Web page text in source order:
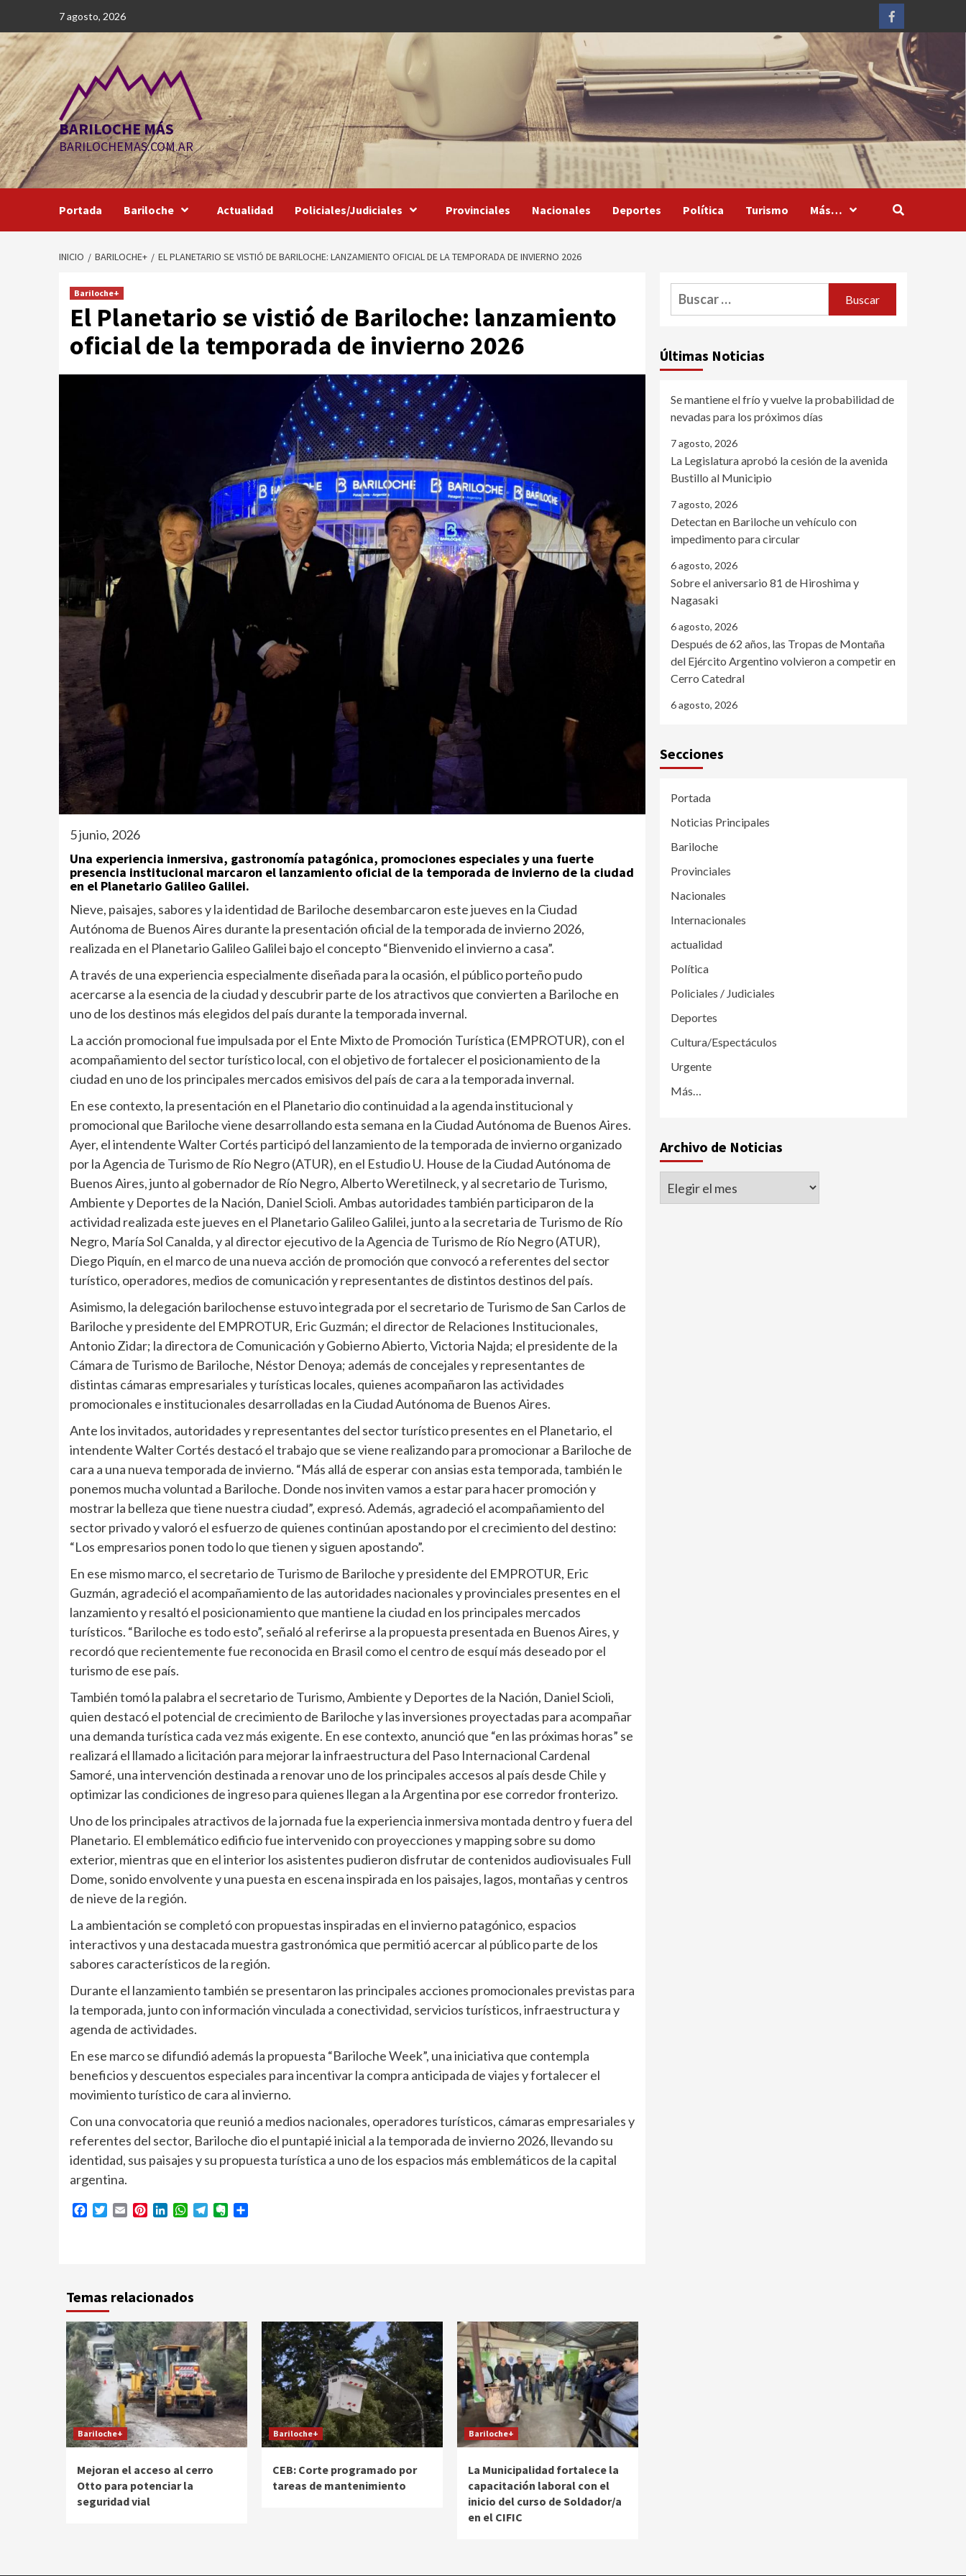
contenido
7 agosto, 2026
Facebook
BARILOCHE MÁS
BARILOCHEMAS.COM.AR
Portada Bariloche Actualidad Policiales/Judiciales Provinciales Nacionales Deportes Política Turismo Más…
INICIO BARILOCHE+ EL PLANETARIO SE VISTIÓ DE BARILOCHE: LANZAMIENTO OFICIAL DE LA TEMPORADA DE INVIERNO 2026
Bariloche+
El Planetario se vistió de Bariloche: lanzamiento
oficial de la temporada de invierno 2026
5 junio, 2026
Una experiencia inmersiva, gastronomía patagónica, promociones especiales y una fuerte
presencia institucional marcaron el lanzamiento oficial de la temporada de invierno de la ciudad
en el Planetario Galileo Galilei.
Nieve, paisajes, sabores y la identidad de Bariloche desembarcaron este jueves en la Ciudad
Autónoma de Buenos Aires durante la presentación oficial de la temporada de invierno 2026,
realizada en el Planetario Galileo Galilei bajo el concepto “Bienvenido el invierno a casa”.
A través de una experiencia especialmente diseñada para la ocasión, el público porteño pudo
acercarse a la esencia de la ciudad y descubrir parte de los atractivos que convierten a Bariloche en
uno de los destinos más elegidos del país durante la temporada invernal.
La acción promocional fue impulsada por el Ente Mixto de Promoción Turística (EMPROTUR), con el
acompañamiento del sector turístico local, con el objetivo de fortalecer el posicionamiento de la
ciudad en uno de los principales mercados emisivos del país de cara a la temporada invernal.
En ese contexto, la presentación en el Planetario dio continuidad a la agenda institucional y
promocional que Bariloche viene desarrollando esta semana en la Ciudad Autónoma de Buenos Aires.
Ayer, el intendente Walter Cortés participó del lanzamiento de la temporada de invierno organizado
por la Agencia de Turismo de Río Negro (ATUR), en el Estudio U. House de la Ciudad Autónoma de
Buenos Aires, junto al gobernador de Río Negro, Alberto Weretilneck, y al secretario de Turismo,
Ambiente y Deportes de la Nación, Daniel Scioli. Ambas autoridades también participaron de la
actividad realizada este jueves en el Planetario Galileo Galilei, junto a la secretaria de Turismo de Río
Negro, María Sol Canalda, y al director ejecutivo de la Agencia de Turismo de Río Negro (ATUR),
Diego Piquín, en el marco de una nueva acción de promoción que convocó a referentes del sector
turístico, operadores, medios de comunicación y representantes de distintos destinos del país.
Asimismo, la delegación barilochense estuvo integrada por el secretario de Turismo de San Carlos de
Bariloche y presidente del EMPROTUR, Eric Guzmán; el director de Relaciones Institucionales,
Antonio Zidar; la directora de Comunicación y Gobierno Abierto, Victoria Najda; el presidente de la
Cámara de Turismo de Bariloche, Néstor Denoya; además de concejales y representantes de
distintas cámaras empresariales y turísticas locales, quienes acompañaron las actividades
promocionales e institucionales desarrolladas en la Ciudad Autónoma de Buenos Aires.
Ante los invitados, autoridades y representantes del sector turístico presentes en el Planetario, el
intendente Walter Cortés destacó el trabajo que se viene realizando para promocionar a Bariloche de
cara a una nueva temporada de invierno. “Más allá de esperar con ansias esta temporada, también le
ponemos mucha voluntad a Bariloche. Donde nos inviten vamos a estar para hacer promoción y
mostrar la belleza que tiene nuestra ciudad”, expresó. Además, agradeció el acompañamiento del
sector privado y valoró el esfuerzo de quienes continúan apostando por el crecimiento del destino:
“Los empresarios ponen todo lo que tienen y siguen apostando”.
En ese mismo marco, el secretario de Turismo de Bariloche y presidente del EMPROTUR, Eric
Guzmán, agradeció el acompañamiento de las autoridades nacionales y provinciales presentes en el
lanzamiento y resaltó el posicionamiento que mantiene la ciudad en los principales mercados
turísticos. “Bariloche es todo esto”, señaló al referirse a la propuesta presentada en Buenos Aires, y
recordó que recientemente fue reconocida en Brasil como el centro de esquí más deseado por el
turismo de ese país.
También tomó la palabra el secretario de Turismo, Ambiente y Deportes de la Nación, Daniel Scioli,
quien destacó el potencial de crecimiento de Bariloche y las inversiones proyectadas para acompañar
una demanda turística cada vez más exigente. En ese contexto, anunció que “en las próximas horas” se
realizará el llamado a licitación para mejorar la infraestructura del Paso Internacional Cardenal
Samoré, una intervención destinada a renovar uno de los principales accesos al país desde Chile y
optimizar las condiciones de ingreso para quienes llegan a la Argentina por ese corredor fronterizo.
Uno de los principales atractivos de la jornada fue la experiencia inmersiva montada dentro y fuera del
Planetario. El emblemático edificio fue intervenido con proyecciones y mapping sobre su domo
exterior, mientras que en el interior los asistentes pudieron disfrutar de contenidos audiovisuales Full
Dome, sonido envolvente y una puesta en escena inspirada en los paisajes, lagos, montañas y centros
de nieve de la región.
La ambientación se completó con propuestas inspiradas en el invierno patagónico, espacios
interactivos y una destacada muestra gastronómica que permitió acercar al público parte de los
sabores característicos de la región.
Durante el lanzamiento también se presentaron las principales acciones promocionales previstas para
la temporada, junto con información vinculada a conectividad, servicios turísticos, infraestructura y
agenda de actividades.
En ese marco se difundió además la propuesta “Bariloche Week”, una iniciativa que contempla
beneficios y descuentos especiales para incentivar la compra anticipada de viajes y fortalecer el
movimiento turístico de cara al invierno.
Con una convocatoria que reunió a medios nacionales, operadores turísticos, cámaras empresariales y
referentes del sector, Bariloche dio el puntapié inicial a la temporada de invierno 2026, llevando su
identidad, sus paisajes y su propuesta turística a uno de los espacios más emblemáticos de la capital
argentina.
Facebook
Twitter
Email PinterestLinkedInWhatsApp
TelegramEvernote
Temas relacionados
Bariloche+
Mejoran el acceso al cerro
Otto para potenciar la
seguridad vial
Bariloche+
CEB: Corte programado por
tareas de mantenimiento
Bariloche+
La Municipalidad fortalece la
capacitación laboral con el
inicio del curso de Soldador/a
en el CIFIC
Buscar:
Últimas Noticias
Se mantiene el frío y vuelve la probabilidad de
nevadas para los próximos días
7 agosto, 2026
La Legislatura aprobó la cesión de la avenida
Bustillo al Municipio
7 agosto, 2026
Detectan en Bariloche un vehículo con
impedimento para circular
6 agosto, 2026
Sobre el aniversario 81 de Hiroshima y
Nagasaki
6 agosto, 2026
Después de 62 años, las Tropas de Montaña
del Ejército Argentino volvieron a competir en
Cerro Catedral
6 agosto, 2026
Secciones
Portada
Noticias Principales
Bariloche
Provinciales
Nacionales
Internacionales
actualidad
Política
Policiales / Judiciales
Deportes
Cultura/Espectáculos
Urgente
Más…
Archivo de Noticias
Archivo